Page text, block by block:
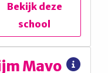
Zet in je agenda
Bekijk deze
school
Naarden
Mavo